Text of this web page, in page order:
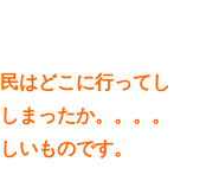
はどこに行ってし
まったか。。。。
いものです。